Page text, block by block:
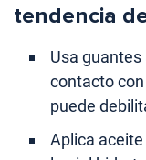
tendencia
Usa guantes
contacto
puede
Aplica